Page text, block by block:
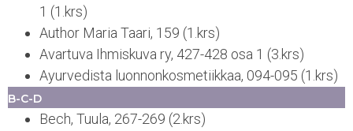
1 (1.krs)
Author Maria Taari, 159 (1.krs)
Avartuva Ihmiskuva ry, 427-428 osa 1 (3.krs)
Ayurvedista luonnonkosmetiikkaa, 094-095 (1.krs)
B-C-D
Bech, Tuula, 267-269 (2.krs)